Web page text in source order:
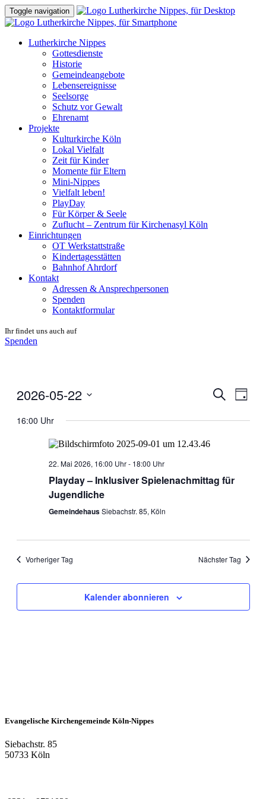
Toggle navigation
Lutherkirche Nippes
Gottesdienste
Historie
Gemeindeangebote
Lebensereignisse
Seelsorge
Schutz vor Gewalt
Ehrenamt
Projekte
Kulturkirche Köln
Lokal Vielfalt
Zeit für Kinder
Momente für Eltern
Mini-Nippes
Vielfalt leben!
PlayDay
Für Körper & Seele
Zuflucht – Zentrum für Kirchenasyl Köln
Einrichtungen
OT Werkstattstraße
Kindertagesstätten
Bahnhof Ahrdorf
Kontakt
Adressen & Ansprechpersonen
Spenden
Kontaktformular
Ihr findet uns auch auf
Spenden
und
Suche
Tag
2026-05-22
wählen.
16:00 Uhr
22. Mai 2026, 16:00 Uhr- 18:00 Uhr
Playday – Inklusiver Spielenachmittag für
Jugendliche
GemeindehausSiebachstr. 85, Köln
Vorheriger Tag Nächster Tag
Kalender abonnieren
Evangelische Kirchengemeinde Köln-Nippes
Siebachstr. 85
50733 Köln